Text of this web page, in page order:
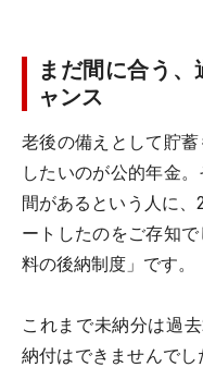
まだ間に合う
ャンス
老後の備えとして貯
したいのが公的年金
間があるという人に
ートしたのをご存知
料の後納制度」です。
これまで未納分は過
納付はできませんで